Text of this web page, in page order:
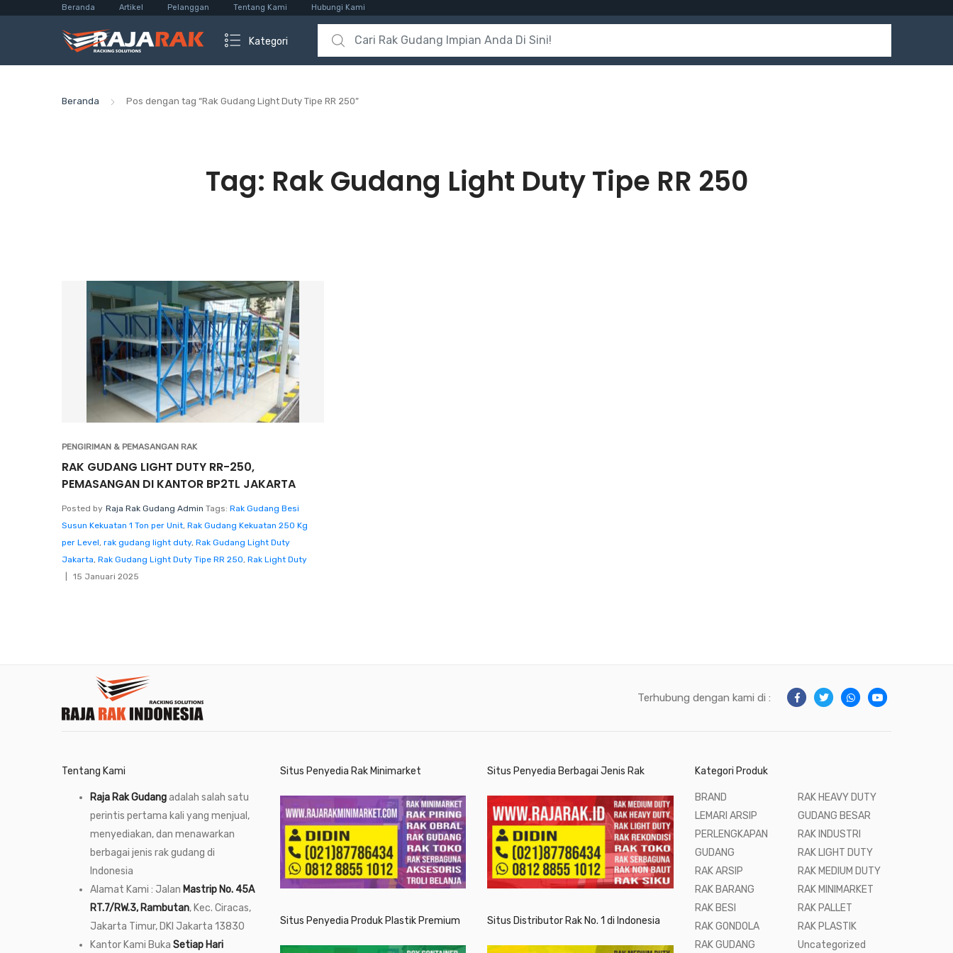
Beranda Artikel Pelanggan Tentang Kami Hubungi Kami
Kategori
Search for:
Beranda Pos dengan tag “Rak Gudang Light Duty Tipe RR 250”
Tag: Rak Gudang Light Duty Tipe RR 250
PENGIRIMAN & PEMASANGAN RAK
RAK GUDANG LIGHT DUTY RR-250,
PEMASANGAN DI KANTOR BP2TL JAKARTA
Posted by Raja Rak Gudang Admin Tags: Rak Gudang Besi
Susun Kekuatan 1 Ton per Unit, Rak Gudang Kekuatan 250 Kg
per Level, rak gudang light duty, Rak Gudang Light Duty
Jakarta, Rak Gudang Light Duty Tipe RR 250, Rak Light Duty
15 Januari 2025
Terhubung dengan kami di :
Tentang Kami
Raja Rak Gudangadalah salah satu
perintis pertama kali yang menjual,
menyediakan, dan menawarkan
berbagai jenis rak gudang di
Indonesia
Alamat Kami : Jalan Mastrip No. 45A
RT.7/RW.3, Rambutan, Kec. Ciracas,
Jakarta Timur, DKI Jakarta 13830
Kantor Kami Buka Setiap Hari
Situs Penyedia Rak Minimarket
Situs Penyedia Produk Plastik Premium
Situs Penyedia Berbagai Jenis Rak
Situs Distributor Rak No. 1 di Indonesia
Kategori Produk
BRAND
LEMARI ARSIP
PERLENGKAPAN
GUDANG
RAK ARSIP
RAK BARANG
RAK BESI
RAK GONDOLA
RAK GUDANG
RAK HEAVY DUTY
GUDANG BESAR
RAK INDUSTRI
RAK LIGHT DUTY
RAK MEDIUM DUTY
RAK MINIMARKET
RAK PALLET
RAK PLASTIK
Uncategorized